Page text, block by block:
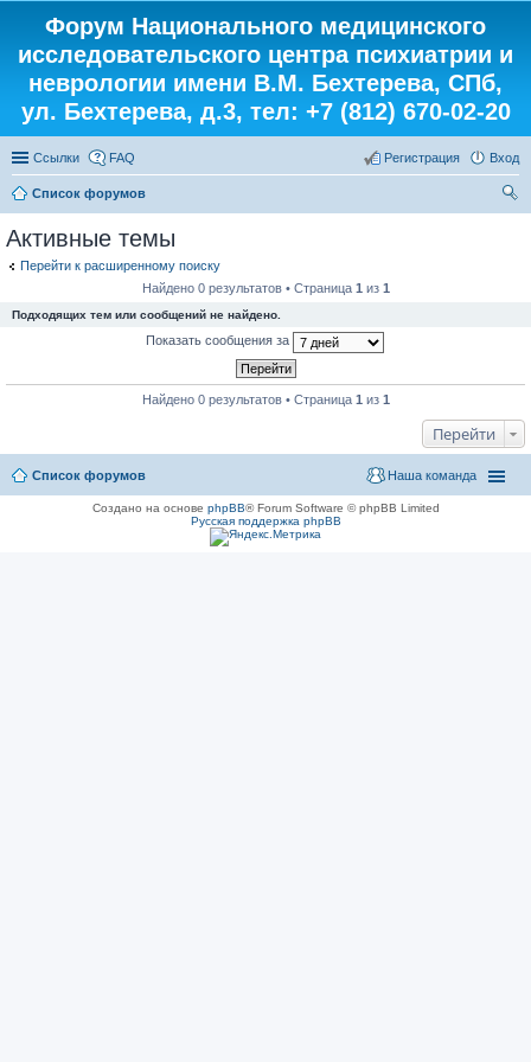
Форум Национального медицинского
исследовательского центра психиатрии и
неврологии имени В.М. Бехтерева, СПб,
ул. Бехтерева, д.3, тел: +7 (812) 670-02-20
Ссылки FAQ Вход
Регистрация
Список форумов
Активные темы
Перейти к расширенному поиску
Найдено 0 результатов • Страница 1 из 1
Подходящих тем или сообщений не найдено.
Показать сообщения за
Найдено 0 результатов • Страница 1 из 1
Перейти
Список форумов Наша команда
Создано на основе phpBB® Forum Software © phpBB Limited
Русская поддержка phpBB